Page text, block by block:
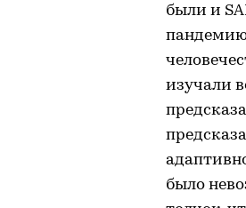
были и
пандемию
изучали
было